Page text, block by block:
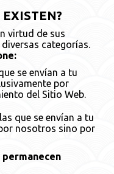
EXISTEN?
virtud de sus
categorías.
se envían a tu
por
del Sitio Web.
que se envían a tu
nosotros sino por